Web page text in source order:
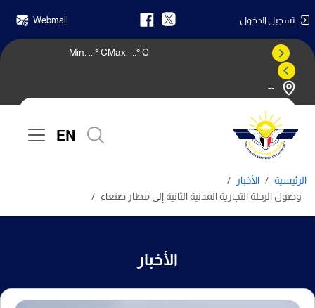
تسجيل الدخول Webmail
--
Max: ° C
Min: ° C
EN
الرئيسية
الأخبار
وصول الرحلة التجارية المدنية الثانية إلى مطار صنعاء
الأخبار